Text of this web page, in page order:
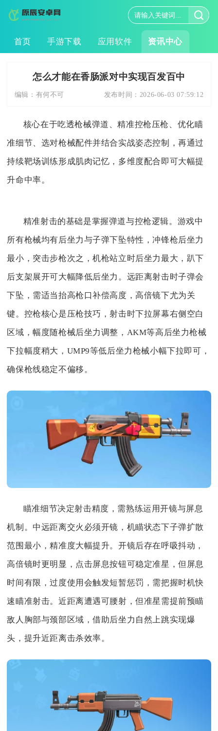
首页 手游下载 应用软件 资讯中心
怎么才能在香肠派对中实现百发百中
编辑： 有何不可 发布时间： 2026-06-03 07:59:12
核心在于吃透枪械弹道、精准控枪压枪、优化瞄
准细节、选对枪械配件并结合实战姿态控制，再通过
持续靶场训练形成肌肉记忆，多维度配合即可大幅提
升命中率。
精准射击的基础是掌握弹道与控枪逻辑。游戏中
所有枪械均有后坐力与子弹下坠特性，冲锋枪后坐力
最小，突击步枪次之，机枪站立时后坐力最大，趴下
后支架展开可大幅降低后坐力。远距离射击时子弹会
下坠，需适当抬高枪口补偿高度，高倍镜下尤为关
键。控枪核心是压枪技巧，射击时下拉屏幕右侧空白
区域，幅度随枪械后坐力调整，AKM等高后坐力枪械
下拉幅度稍大，UMP9等低后坐力枪械小幅下拉即可，
确保枪线稳定不偏移。
瞄准细节决定射击精度，需熟练运用开镜与屏息
机制。中远距离交火必须开镜，机瞄状态下子弹扩散
范围最小，精准度大幅提升。开镜后存在呼吸抖动，
高倍镜时更明显，点击屏息按钮可稳定准星，但屏息
时间有限，过度使用会触发短暂惩罚，需把握时机快
速瞄准射击。近距离遭遇可腰射，但准星需提前预瞄
敌人胸部与颈部区域，借助后坐力自然上跳实现爆
头，提升近距离击杀效率。